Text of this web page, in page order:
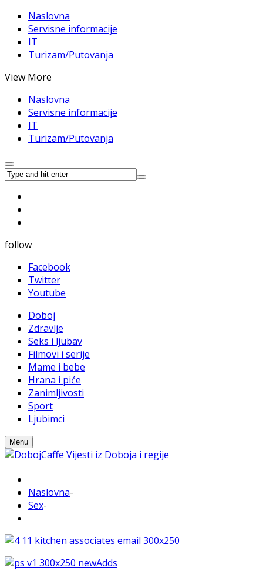
Naslovna
Servisne informacije
IT
Turizam/Putovanja
View More
Naslovna
Servisne informacije
IT
Turizam/Putovanja
follow
Facebook
Twitter
Youtube
Doboj
Zdravlje
Seks i ljubav
Filmovi i serije
Mame i bebe
Hrana i piće
Zanimljivosti
Sport
Ljubimci
Menu
Naslovna-
Sex-